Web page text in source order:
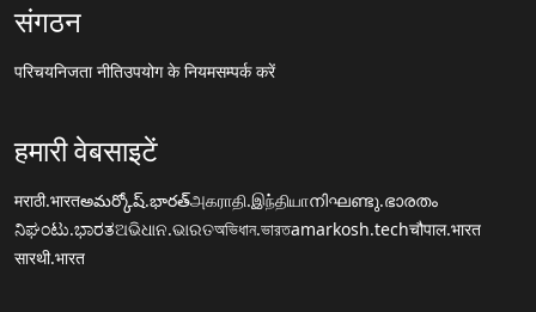
संगठन
परिचयनिजता नीतिउपयोग के नियमसम्पर्क करें
हमारी वेबसाइटें
मराठी.भारतఅమర్కోష్.భారత్அகராதி.இந்தியாനിഘണ്ടു.ഭാരതം
ನಿಘಂಟು.ಭಾರತଅଭିଧାନ.ଭାରତঅভিধান.ভারতamarkosh.techचौपाल.भारत
सारथी.भारत